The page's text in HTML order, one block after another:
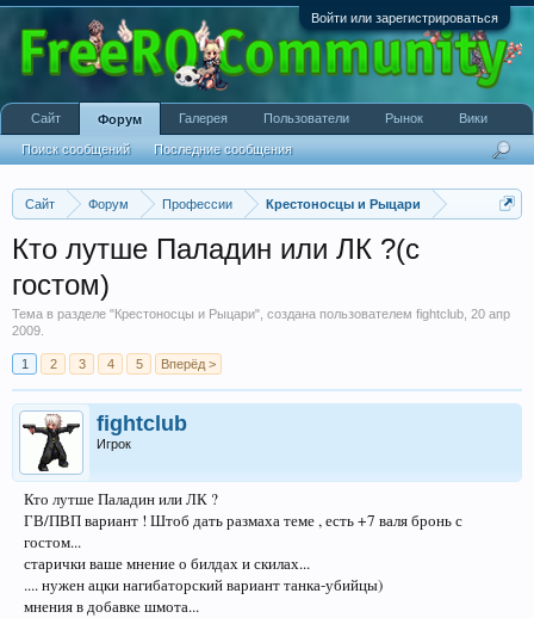
Войти или зарегистрироваться
Сайт Форум Профессии Крестоносцы и Рыцари
Кто лутше Паладин или ЛК ?(с
гостом)
Тема в разделе "Крестоносцы и Рыцари", создана пользователем fightclub 20 апр
2009
1 2 3 4 5 Вперёд >
fightclub
Игрок
Кто лутше Паладин или ЛК ?
ГВ/ПВП вариант ! Штоб дать размаха теме , есть +7 валя бронь с
гостом...
старички ваше мнение о билдах и скилах...
.... нужен ацки нагибаторский вариант танка-убийцы)
мнения в добавке шмота...
Сайт Форум
Поиск сообщений Последние сообщения
Галерея Пользователи Рынок Вики